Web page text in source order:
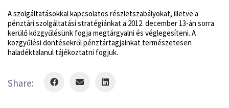
A szolgáltatásokkal kapcsolatos részletszabályokat, illetve a
pénztári szolgáltatási stratégiánkat a 2012. december 13-án sorra
kerülő közgyűlésünk fogja megtárgyalni és véglegesíteni. A
közgyűlési döntésekről pénztártagjainkat természetesen
haladéktalanul tájékoztatni fogjuk.
Share: